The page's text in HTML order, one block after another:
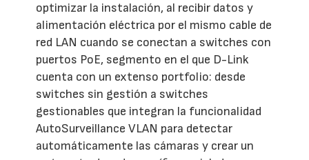
optimizar la instalación, al recibir datos y
alimentación eléctrica por el mismo cable de
red LAN cuando se conectan a switches con
puertos PoE, segmento en el que D-Link
cuenta con un extenso portfolio: desde
switches sin gestión a switches
gestionables que integran la funcionalidad
AutoSurveillance VLAN para detectar
automáticamente las cámaras y crear un